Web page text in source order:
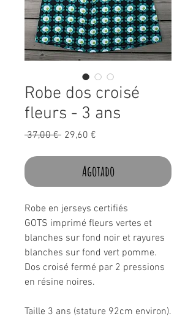
Robe dos croisé
fleurs - 3 ans
37,00 € Precio
29,60 €
oferta
Agotado
Robe en jerseys certifiés
GOTS imprimé fleurs vertes et
blanches sur fond noir et rayures
blanches sur fond vert pomme.
Dos croisé fermé par 2 pressions
en résine noires.
Taille 3 ans (stature 92cm environ).